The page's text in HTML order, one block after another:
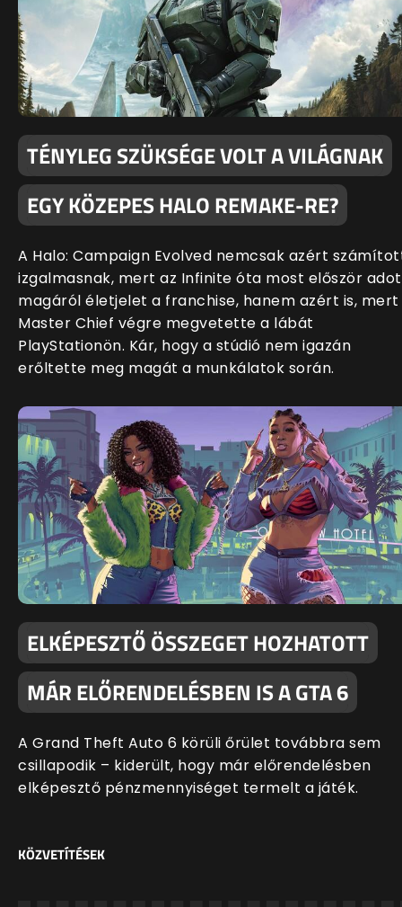
TÉNYLEG SZÜKSÉGE VOLT A VILÁGNAK
EGY KÖZEPES HALO REMAKE-RE?
A Halo: Campaign Evolved nemcsak azért
izgalmasnak, mert az Infinite óta most először
magáról életjelet a franchise, hanem azért is, mert
Master Chief végre megvetette a lábát
PlayStationön. Kár, hogy a stúdió nem igazán
erőltette meg magát a munkálatok során.
ELKÉPESZTŐ ÖSSZEGET HOZHATOTT
MÁR ELŐRENDELÉSBEN IS A GTA 6
A Grand Theft Auto 6 körüli őrület továbbra sem
csillapodik – kiderült, hogy már előrendelésben
elképesztő pénzmennyiséget termelt a játék.
KÖZVETÍTÉSEK